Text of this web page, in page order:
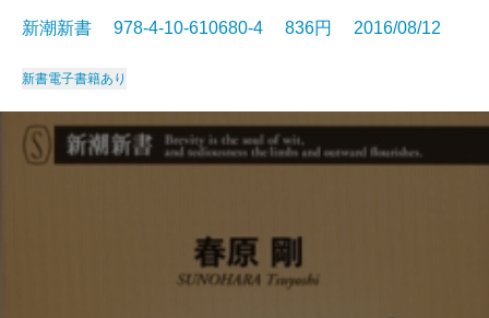
新潮新書 978-4-10-610680-4 836円 2016/08/12
新書電子書籍あり